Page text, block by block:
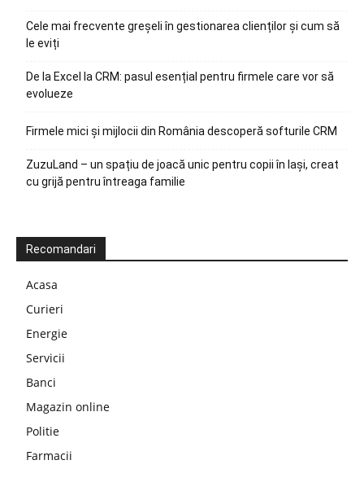
Cele mai frecvente greșeli în gestionarea clienților și cum să
le eviți
De la Excel la CRM: pasul esențial pentru firmele care vor să
evolueze
Firmele mici și mijlocii din România descoperă softurile CRM
ZuzuLand – un spațiu de joacă unic pentru copii în Iași, creat
cu grijă pentru întreaga familie
Recomandari
Acasa
Curieri
Energie
Servicii
Banci
Magazin online
Politie
Farmacii